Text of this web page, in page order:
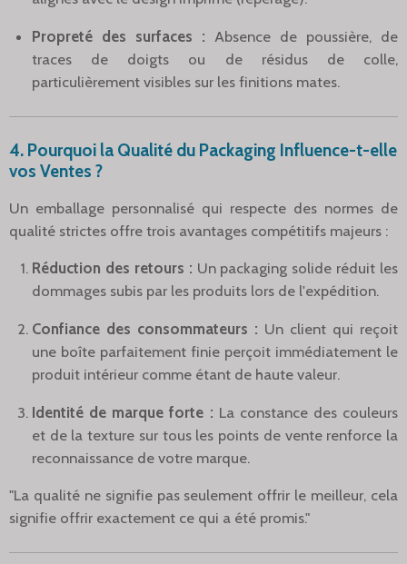
Propreté des surfaces : Absence de poussière, de
traces de doigts ou de résidus de colle,
particulièrement visibles sur les finitions mates.
4. Pourquoi la Qualité du Packaging Influence-t-elle
vos Ventes ?
Un emballage personnalisé qui respecte des normes de
qualité strictes offre trois avantages compétitifs majeurs :
Réduction des retours : Un packaging solide réduit les
dommages subis par les produits lors de l'expédition.
Confiance des consommateurs : Un client qui reçoit
une boîte parfaitement finie perçoit immédiatement le
produit intérieur comme étant de haute valeur.
Identité de marque forte : La constance des couleurs
et de la texture sur tous les points de vente renforce la
reconnaissance de votre marque.
"La qualité ne signifie pas seulement offrir le meilleur, cela
signifie offrir exactement ce qui a été promis."